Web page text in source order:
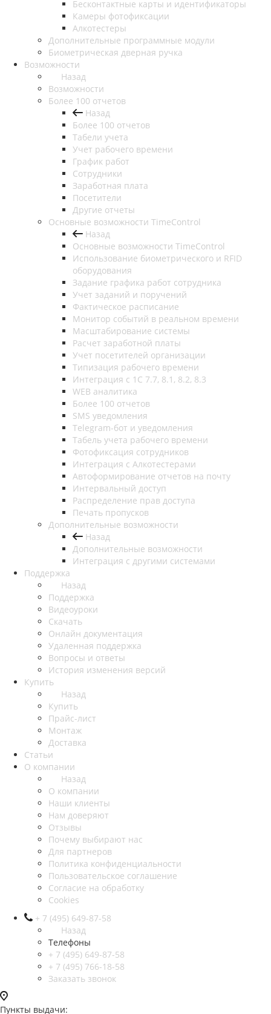
Бесконтактные карты и идентификаторы
Камеры фотофиксации
Алкотестеры
Дополнительные программные модули
Биометрическая дверная ручка
Возможности
Назад
Возможности
Более 100 отчетов
Назад
Более 100 отчетов
Табели учета
Учет рабочего времени
График работ
Сотрудники
Заработная плата
Посетители
Другие отчеты
Основные возможности TimeControl
Назад
Основные возможности TimeControl
Использование биометрического и RFID
оборудования
Задание графика работ сотрудника
Учет заданий и поручений
Фактическое расписание
Монитор событий в реальном времени
Масштабирование системы
Расчет заработной платы
Учет посетителей организации
Типизация рабочего времени
Интеграция с 1С 7.7, 8.1, 8.2, 8.3
WEB аналитика
Более 100 отчетов
SMS уведомления
Telegram-бот и уведомления
Табель учета рабочего времени
Фотофиксация сотрудников
Интеграция с Алкотестерами
Автоформирование отчетов на почту
Интервальный доступ
Распределение прав доступа
Печать пропусков
Дополнительные возможности
Назад
Дополнительные возможности
Интеграция с другими системами
Поддержка
Назад
Поддержка
Видеоуроки
Скачать
Онлайн документация
Удаленная поддержка
Вопросы и ответы
История изменения версий
Купить
Назад
Купить
Прайс-лист
Монтаж
Доставка
Статьи
О компании
Назад
О компании
Наши клиенты
Нам доверяют
Отзывы
Почему выбирают нас
Для партнеров
Политика конфиденциальности
Пользовательское соглашение
Согласие на обработку
Cookies
+ 7 (495) 649-87-58
Назад
Телефоны
+ 7 (495) 649-87-58
+ 7 (495) 766-18-58
Заказать звонок
Пункты выдачи: